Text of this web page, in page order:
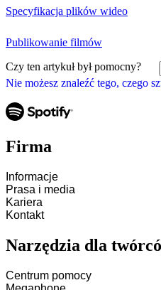
Nie możesz znaleźć tego, czego
Specyfikacja plików wideo
Publikowanie filmów
Czy ten artykuł był pomocny?
Firma
Informacje
Prasa i media
Kariera
Kontakt
Narzędzia dla
Centrum pomocy